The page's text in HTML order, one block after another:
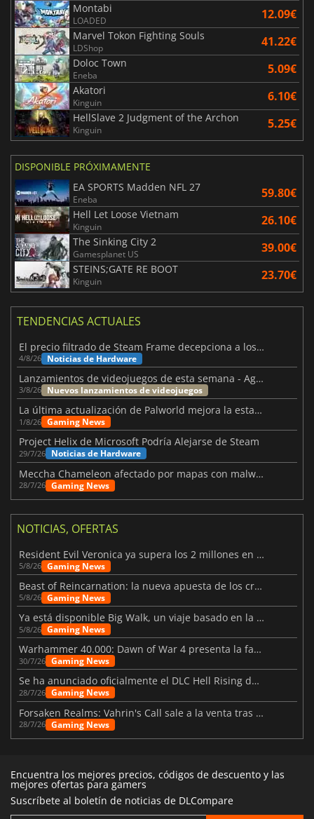
Montabi
LOADED 12.09€
Marvel Tokon Fighting Souls
LDShop 41.22€
Doloc Town
Eneba 5.09€
Akatori
Kinguin 6.10€
HellSlave 2 Judgment of the Archon
Kinguin 5.25€
DISPONIBLE PRÓXIMAMENTE
EA SPORTS Madden NFL 27
Eneba 59.80€
Hell Let Loose Vietnam
Kinguin 26.10€
The Sinking City 2
Gamesplanet US 39.00€
STEINS;GATE RE BOOT
Kinguin 23.70€
TENDENCIAS ACTUALES
El precio filtrado de Steam Frame decepciona a los usuarios
4/8/26 Noticias de Hardware
Lanzamientos de videojuegos de esta semana - Agosto de 2026 (semana 32)
3/8/26 Nuevos lanzamientos de videojuegos
La última actualización de Palworld mejora la estabilidad
1/8/26 Gaming News
Project Helix de Microsoft Podría Alejarse de Steam
29/7/26 Noticias de Hardware
Meccha Chameleon afectado por mapas con malware y Discord
28/7/26 Gaming News
NOTICIAS, OFERTAS
Resident Evil Veronica ya supera los 2 millones en listas de deseados
5/8/26 Gaming News
Beast of Reincarnation: la nueva apuesta de los creadores de Pokémon
5/8/26 Gaming News
Ya está disponible Big Walk, un viaje basado en la amistad
5/8/26 Gaming News
Warhammer 40.000: Dawn of War 4 presenta la facción de los Necrones
30/7/26 Gaming News
Se ha anunciado oficialmente el DLC Hell Rising de Nioh 3
28/7/26 Gaming News
Forsaken Realms: Vahrin's Call sale a la venta tras una década
28/7/26 Gaming News
Encuentra los mejores precios, códigos de descuento y las
mejores ofertas para gamers
Suscríbete al boletín de noticias de DLCompare